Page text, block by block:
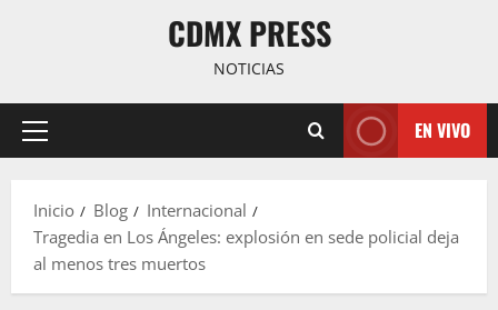
CDMX PRESS
NOTICIAS
Menú
EN VIVO
Inicio Blog
Internacional
Tragedia en Los Ángeles: explosión en sede policial deja
al menos tres muertos